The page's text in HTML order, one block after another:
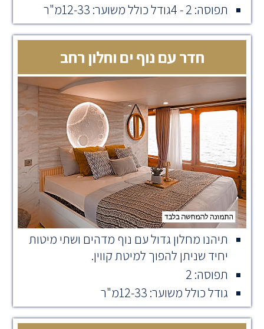
תפוסה: 2 - 4גודל כולל משוער: 12-33מ"ר
חדר עם נוף ים וחלון רחב
תיהנו מחלון גדול עם נוף מדהים ושתי מיטות
יחיד שניתן להפוך למיטת קווין.
תפוסה: 2
גודל כולל משוער: 12-33מ"ר